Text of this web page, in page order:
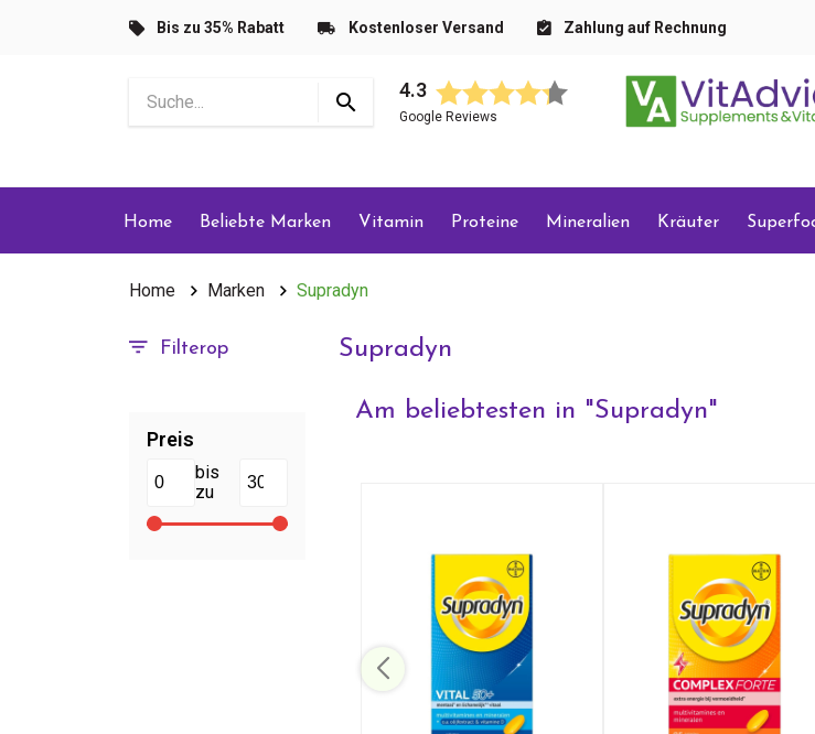
Bis zu 35% Rabatt Kostenloser Versand Zahlung auf Rechnung
4.3
Google Reviews
Home Beliebte Marken Vitamin Proteine Mineralien Kräuter
Home Marken Supradyn
Filterop
Preis
bis
zu
Supradyn
Am beliebtesten in "Supradyn"